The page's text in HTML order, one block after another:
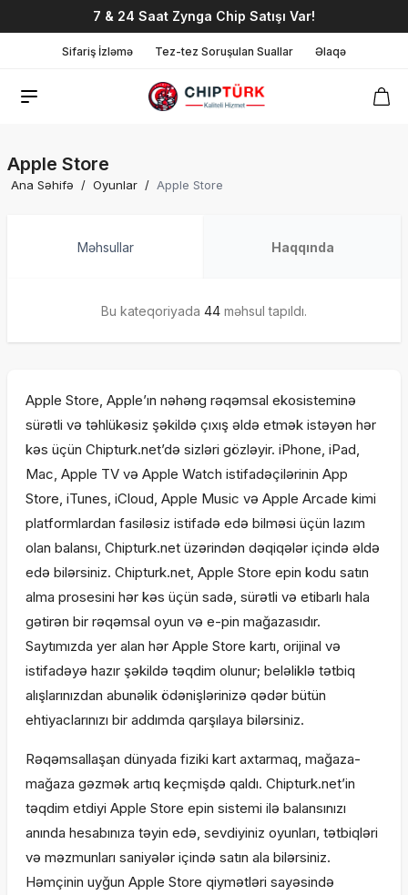
7 & 24 Saat Zynga Chip Satışı Var!
Sifariş İzləmə Tez-tez Soruşulan Suallar Əlaqə
Apple Store
Ana Səhifə / Oyunlar / Apple Store
Məhsullar Haqqında
Bu kateqoriyada 44 məhsul tapıldı.
Apple Store, Apple’ın nəhəng rəqəmsal ekosisteminə
sürətli və təhlükəsiz şəkildə çıxış əldə etmək istəyən hər
kəs üçün Chipturk.net’də sizləri gözləyir. iPhone, iPad,
Mac, Apple TV və Apple Watch istifadəçilərinin App
Store, iTunes, iCloud, Apple Music və Apple Arcade kimi
platformlardan fasiləsiz istifadə edə bilməsi üçün lazım
olan balansı, Chipturk.net üzərindən dəqiqələr içində əldə
edə bilərsiniz. Chipturk.net, Apple Store epin kodu satın
alma prosesini hər kəs üçün sadə, sürətli və etibarlı hala
gətirən bir rəqəmsal oyun və e-pin mağazasıdır.
Saytımızda yer alan hər Apple Store kartı, orijinal və
istifadəyə hazır şəkildə təqdim olunur; beləliklə tətbiq
alışlarınızdan abunəlik ödənişlərinizə qədər bütün
ehtiyaclarınızı bir addımda qarşılaya bilərsiniz.
Rəqəmsallaşan dünyada fiziki kart axtarmaq, mağaza-
mağaza gəzmək artıq keçmişdə qaldı. Chipturk.net’in
təqdim etdiyi Apple Store epin sistemi ilə balansınızı
anında hesabınıza təyin edə, sevdiyiniz oyunları, tətbiqləri
və məzmunları saniyələr içində satın ala bilərsiniz.
Həmçinin uyğun Apple Store qiymətləri sayəsində